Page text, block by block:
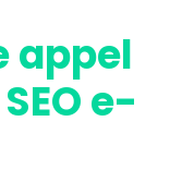
appel
e-